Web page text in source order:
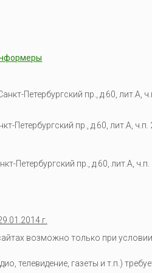
Петербургский пр., д.60, лит.А,
Петербургский пр., д.60, лит.А,
Петербургский пр., д.60, лит.А,
г.
возможно только при
телевидение, газеты и т.п.)